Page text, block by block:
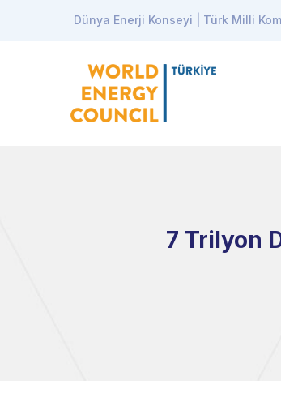
Dünya Enerji Konseyi | Türk Milli
7 Trilyon